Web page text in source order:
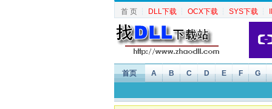
首 页┆ DLL下载┆ OCX下载┆ SYS下载┆
首页 A B C D E F G